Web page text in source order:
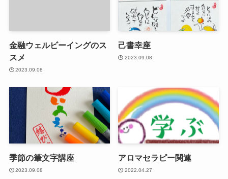
金融ウェルビーイングのス
スメ
2023.09.08
己書幸座
2023.09.08
季節の筆文字講座
2023.09.08
アロマセラピー関連
2022.04.27